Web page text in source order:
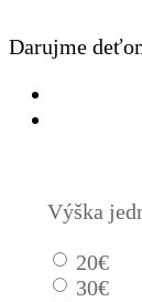
Darujme
Výška
20€
30€